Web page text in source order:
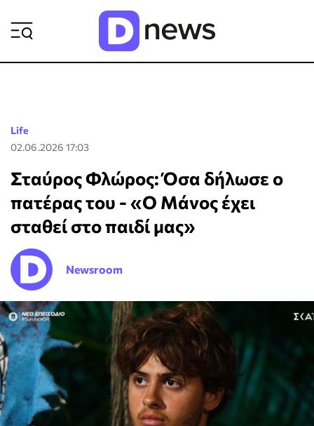
Life
02.06.2026 17:03
Σταύρος Φλώρος: Όσα δήλωσε ο
πατέρας του - «Ο Μάνος έχει
σταθεί στο παιδί μας»
Newsroom